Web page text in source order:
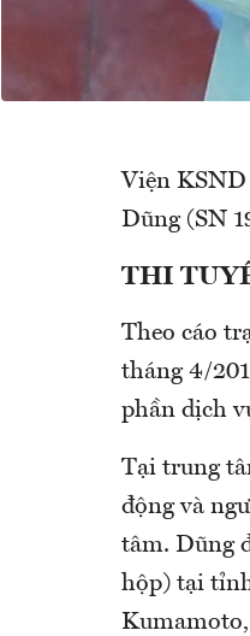
Viện
Dũng (SN
THI
Theo cáo
tháng 4/
phần dịch
Tại trung
động và
tâm. Dũng
hộp) tại